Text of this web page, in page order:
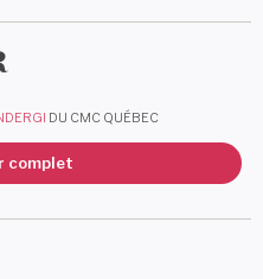
DU CMC QUÉBEC
complet